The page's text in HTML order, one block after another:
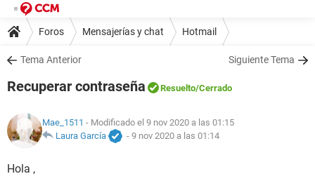
Foros Mensajerías y chat Hotmail
Tema Anterior Siguiente Tema
Recuperar contraseña Resuelto/Cerrado
Mae_1511 - Modificado el 9 nov 2020 a las 01:15
Laura García
- 9 nov 2020 a las 01:14
Hola ,